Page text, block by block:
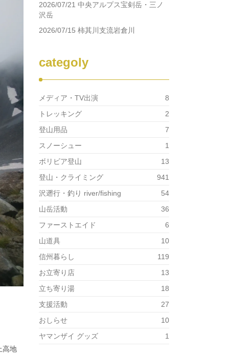
高地
2026/07/21 中央アルプス宝剣岳・三ノ
沢岳
2026/07/15 柿其川支流岩倉川
categoly
メディア・TV出演
8
トレッキング
2
登山用品
7
スノーシュー
1
ボリビア登山
13
登山・クライミング
941
沢遡行・釣り river/fishing
54
山岳活動
36
ファーストエイド
6
山道具
10
信州暮らし
119
お立寄り店
13
立ち寄り湯
18
支援活動
27
おしらせ
10
ヤマンザイ グッズ
1